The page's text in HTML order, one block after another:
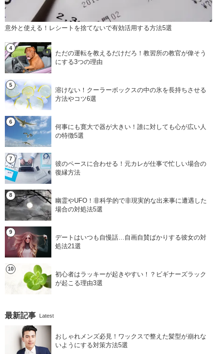
意外と使える！レシートを捨てないで有効活用する方法5選
ただの運転を教えるだけだろ！教習所の教官が偉そう
にする3つの理由
溶けない！クーラーボックスの中の氷を長持ちさせる
方法やコツ6選
何事にも寛大で器が大きい！誰に対しても心が広い人
の特徴5選
彼のペースに合わせる！元カレが仕事で忙しい場合の
復縁方法
幽霊やUFO！非科学的で非現実的な出来事に遭遇した
場合の対処法5選
デートはいつも自慢話…自画自賛ばかりする彼女の対
処法21選
初心者はラッキーが起きやすい！？ビギナーズラック
が起こる理由3選
最新記事 Latest
おしゃれメンズ必見！ワックスで整えた髪型が崩れな
いようにする対策方法5選